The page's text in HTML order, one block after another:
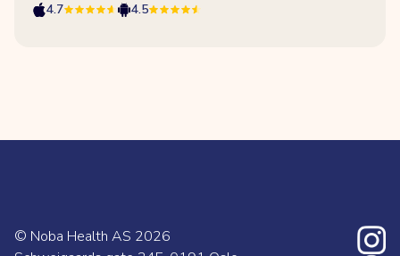
4.7
4.5
© Noba Health AS 2026